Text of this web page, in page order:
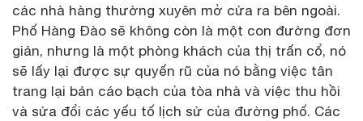
các nhà hàng thường xuyên mở cửa ra bên ngoài.
Phố Hàng Đào sẽ không còn là một con đường đơn
giản, nhưng là một phòng khách của thị trấn cổ, nó
sẽ lấy lại được sự quyến rũ của nó bằng việc tân
trang lại bản cáo bạch của tòa nhà và việc thu hồi
và sửa đổi các yếu tố lịch sử của đường phố. Các